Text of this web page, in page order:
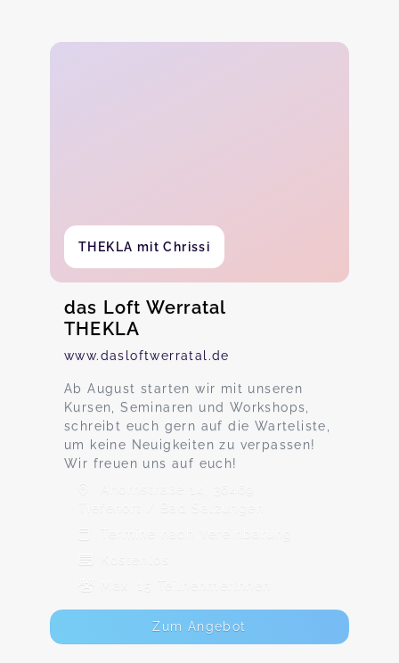
THEKLA mit Chrissi
das Loft Werratal
THEKLA
www.dasloftwerratal.de
Ab August starten wir mit unseren
Kursen, Seminaren und Workshops,
schreibt euch gern auf die Warteliste,
um keine Neuigkeiten zu verpassen!
Wir freuen uns auf euch!
Ahornstraße 14, 36469
Tiefenort / Bad Salzungen
Termine nach Vereinbarung
Max. 15 TeilnehmerInnen
Zum Angebot